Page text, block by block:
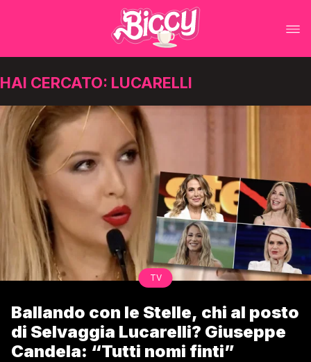
HAI CERCATO: LUCARELLI
TV
Ballando con le Stelle, chi al posto
di Selvaggia Lucarelli? Giuseppe
Candela: “Tutti nomi finti”